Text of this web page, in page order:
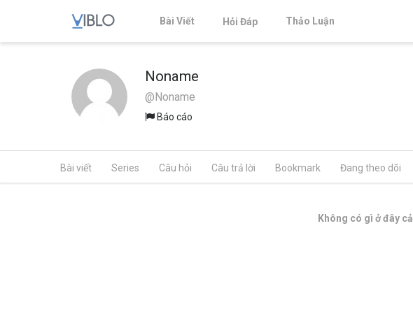
Bài Viết Hỏi Đáp Thảo Luận
Noname
@Noname
Báo cáo
Bài viết Series Câu hỏi Câu trả lời Bookmark Đang theo dõi
Không có gì ở đây cả